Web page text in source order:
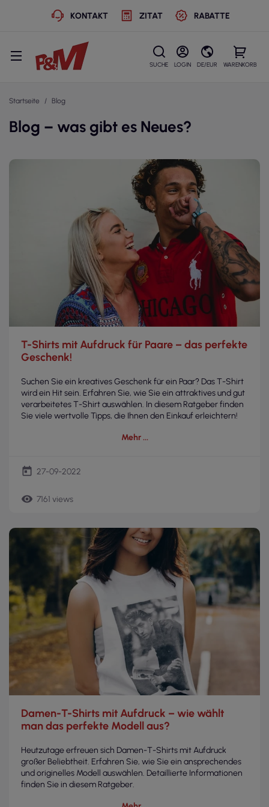
KONTAKT ZITAT RABATTE
SUCHE LOGIN DE/EUR WARENKORB
Startseite Blog
Blog – was gibt es Neues?
T-Shirts mit Aufdruck für Paare – das perfekte
Geschenk!
Suchen Sie ein kreatives Geschenk für ein Paar? Das T-Shirt
wird ein Hit sein. Erfahren Sie, wie Sie ein attraktives und gut
verarbeitetes T-Shirt auswählen. In diesem Ratgeber finden
Sie viele wertvolle Tipps, die Ihnen den Einkauf erleichtern!
Mehr
today 27-09-2022
remove_red_eye 7161 views
Damen-T-Shirts mit Aufdruck – wie wählt
man das perfekte Modell aus?
Heutzutage erfreuen sich Damen-T-Shirts mit Aufdruck
großer Beliebtheit. Erfahren Sie, wie Sie ein ansprechendes
und originelles Modell auswählen. Detaillierte Informationen
finden Sie in diesem Ratgeber.